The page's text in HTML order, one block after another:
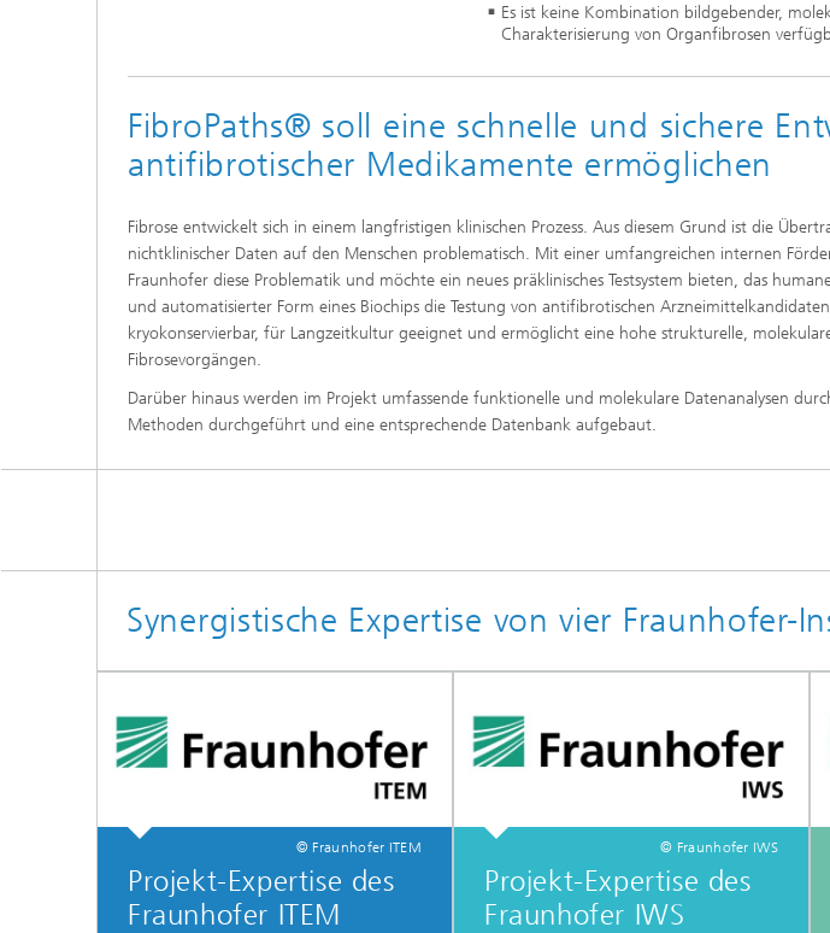
Es ist keine Kombination bildgebender,
Charakterisierung von Organfibrosen
FibroPaths® soll eine schnelle und sichere
antifibrotischer Medikamente ermöglichen
Fibrose entwickelt sich in einem langfristigen klinischen Prozess. Aus diesem Grund ist die
nichtklinischer Daten auf den Menschen problematisch. Mit einer umfangreichen internen
Fraunhofer diese Problematik und möchte ein neues präklinisches Testsystem bieten, das
und automatisierter Form eines Biochips die Testung von antifibrotischen
kryokonservierbar, für Langzeitkultur geeignet und ermöglicht eine hohe strukturelle,
Fibrosevorgängen.
Darüber hinaus werden im Projekt umfassende funktionelle und molekulare Datenanalysen
Methoden durchgeführt und eine entsprechende Datenbank aufgebaut.
Synergistische Expertise von vier Fraunhofer-
© Fraunhofer ITEM
Projekt-Expertise des
Fraunhofer ITEM
© Fraunhofer IWS
Projekt-Expertise des
Fraunhofer IWS